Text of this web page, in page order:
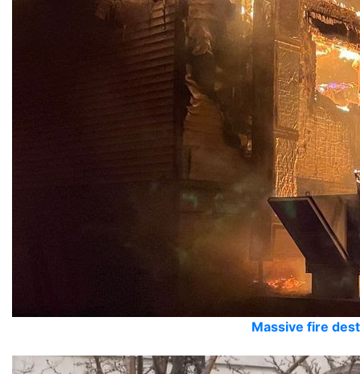
Massive fire